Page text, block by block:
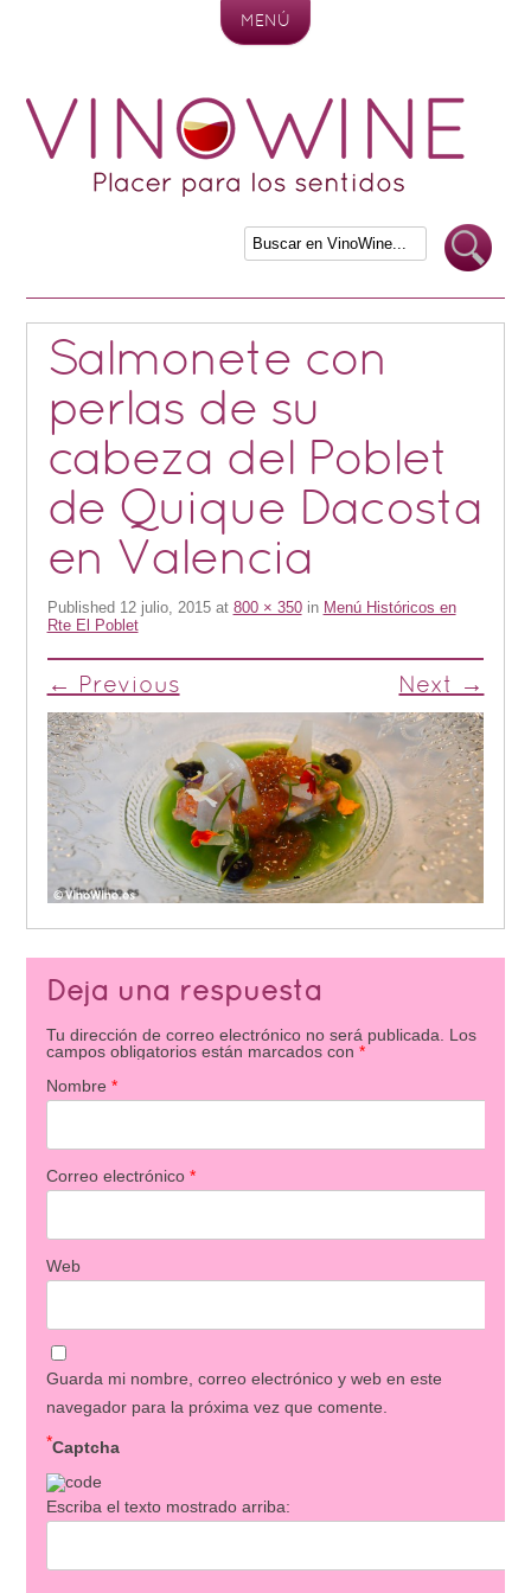
MENÚ
Salmonete con
perlas de su
cabeza del Poblet
de Quique Dacosta
en Valencia
Published 12 julio, 2015at 800 × 350in Menú Históricos en
Rte El Poblet
← Previous Next →
Deja una respuesta
Tu dirección de correo electrónico no será publicada.
Los
campos obligatorios están marcados con *
Nombre *
Correo electrónico *
Web
Guarda mi nombre, correo electrónico y web en este
navegador para la próxima vez que comente.
Captcha
*
Escriba el texto mostrado arriba: